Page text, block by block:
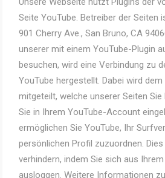
Seite YouTube. Betreiber der Seiten
901 Cherry Ave., San Bruno, CA
unserer mit einem YouTube-Plugin
besuchen, wird eine Verbindung zu
YouTube hergestellt. Dabei wird
mitgeteilt, welche unserer Seiten Sie
Sie in Ihrem YouTube-Account
ermöglichen Sie YouTube, Ihr
persönlichen Profil zuzuordnen. Dies
verhindern, indem Sie sich aus
ausloggen. Weitere Informationen